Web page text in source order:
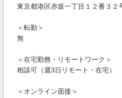
東京都港区赤坂一丁目１２番３２
＜転勤＞
無
＜在宅勤務・リモートワーク＞
相談可（週3日リモート・在宅）
＜オンライン面接＞